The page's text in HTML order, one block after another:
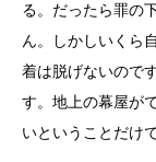
る。だったら罪の
ん。しかしいくら
着は脱げないので
す。地上の幕屋が
いということだけで